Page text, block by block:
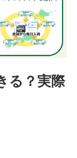
る？実際